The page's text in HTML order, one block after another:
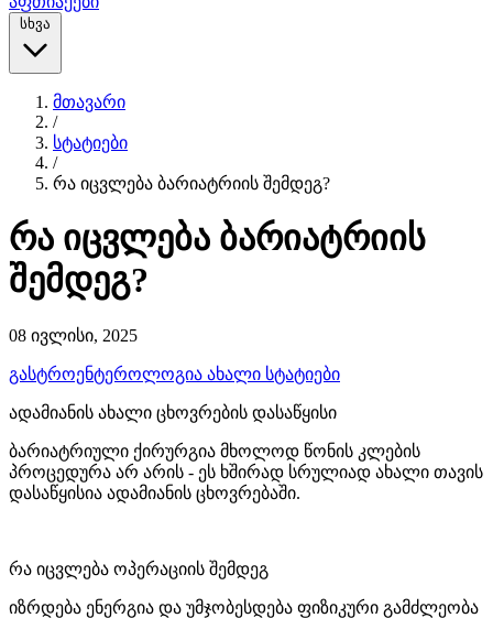
სხვა
მთავარი
/
სტატიები
/
რა იცვლება ბარიატრიის შემდეგ?
რა იცვლება ბარიატრიის
შემდეგ?
08 ივლისი, 2025
გასტროენტეროლოგია ახალი სტატიები
ადამიანის ახალი ცხოვრების დასაწყისი
ბარიატრიული ქირურგია მხოლოდ წონის კლების
პროცედურა არ არის - ეს ხშირად სრულიად ახალი თავის
დასაწყისია ადამიანის ცხოვრებაში.
რა იცვლება ოპერაციის შემდეგ
იზრდება ენერგია და უმჯობესდება ფიზიკური გამძლეობა